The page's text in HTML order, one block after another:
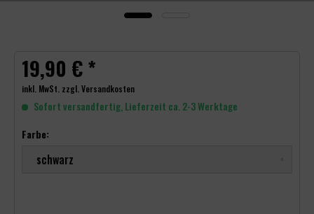
19,90 € *
inkl. MwSt. zzgl. Versandkosten
Sofort versandfertig, Lieferzeit ca. 2-3 Werktage
Farbe: